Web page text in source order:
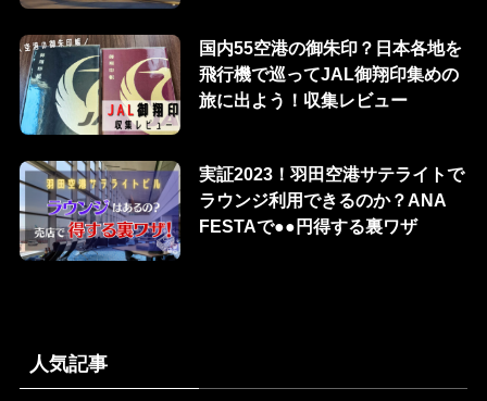
国内55空港の御朱印？日本各地を
飛行機で巡ってJAL御翔印集めの
旅に出よう！収集レビュー
実証2023！羽田空港サテライトで
ラウンジ利用できるのか？ANA
FESTAで●●円得する裏ワザ
人気記事